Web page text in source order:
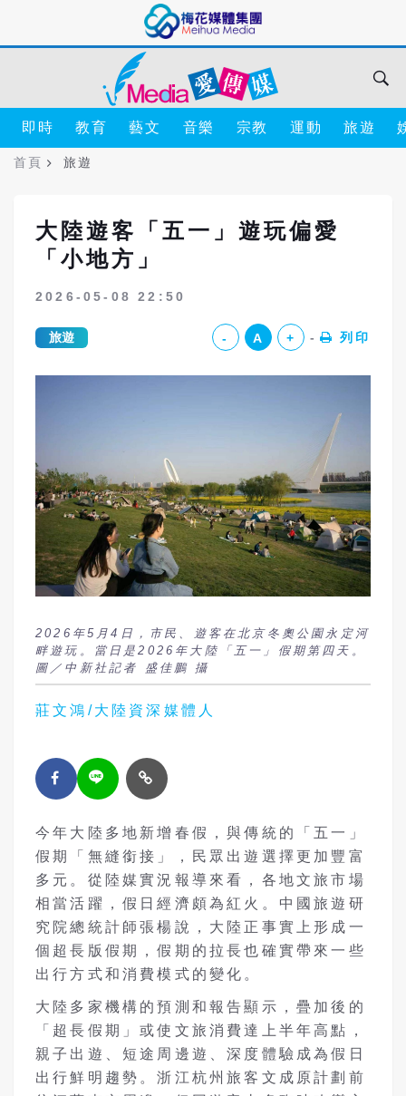
即時 教育 藝文 音樂 宗教 運動 旅遊
首頁 旅遊
大陸遊客「五一」遊玩偏愛
「小地方」
2026-05-08 22:50
旅遊 - A + 列印
2026年5月4日，市民、遊客在北京冬奧公園永定河
畔遊玩。當日是2026年大陸「五一」假期第四天。
圖／中新社記者 盛佳鵬 攝
莊文鴻/大陸資深媒體人
今年大陸多地新增春假，與傳統的「五一」
假期「無縫銜接」，民眾出遊選擇更加豐富
多元。從陸媒實況報導來看，各地文旅市場
相當活躍，假日經濟頗為紅火。中國旅遊研
究院總統計師張楊說，大陸正事實上形成一
個超長版假期，假期的拉長也確實帶來一些
出行方式和消費模式的變化。
大陸多家機構的預測和報告顯示，疊加後的
「超長假期」或使文旅消費達上半年高點，
親子出遊、短途周邊遊、深度體驗成為假日
出行鮮明趨勢。浙江杭州旅客文成原計劃前